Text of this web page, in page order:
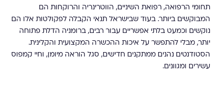
תחומי הרפואה, רפואת השיניים, הווטרינריה והרוקחות הם
המבוקשים ביותר. בעוד שבישראל תנאי הקבלה לפקולטות אלו הם
נוקשים וכמעט בלתי אפשריים עבור רבים, ברומניה הדלת פתוחה
יותר, מבלי להתפשר על איכות ההכשרה המקצועית והקלינית.
הסטודנטים נהנים ממתקנים חדישים, סגל הוראה מיומן, וחיי קמפוס
עשירים ומגוונים.